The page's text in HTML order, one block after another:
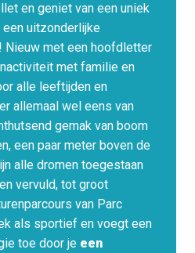
en geniet van een uniek
een uitzonderlijke
Nieuw met een hoofdletter
met familie en
alle leeftijden en
allemaal wel eens van
gemak van boom
een paar meter boven de
alle dromen toegestaan
vervuld, tot groot
van Parc
als sportief en voegt een
toe door je een